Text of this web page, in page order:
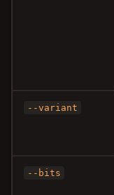
--variant
--bits